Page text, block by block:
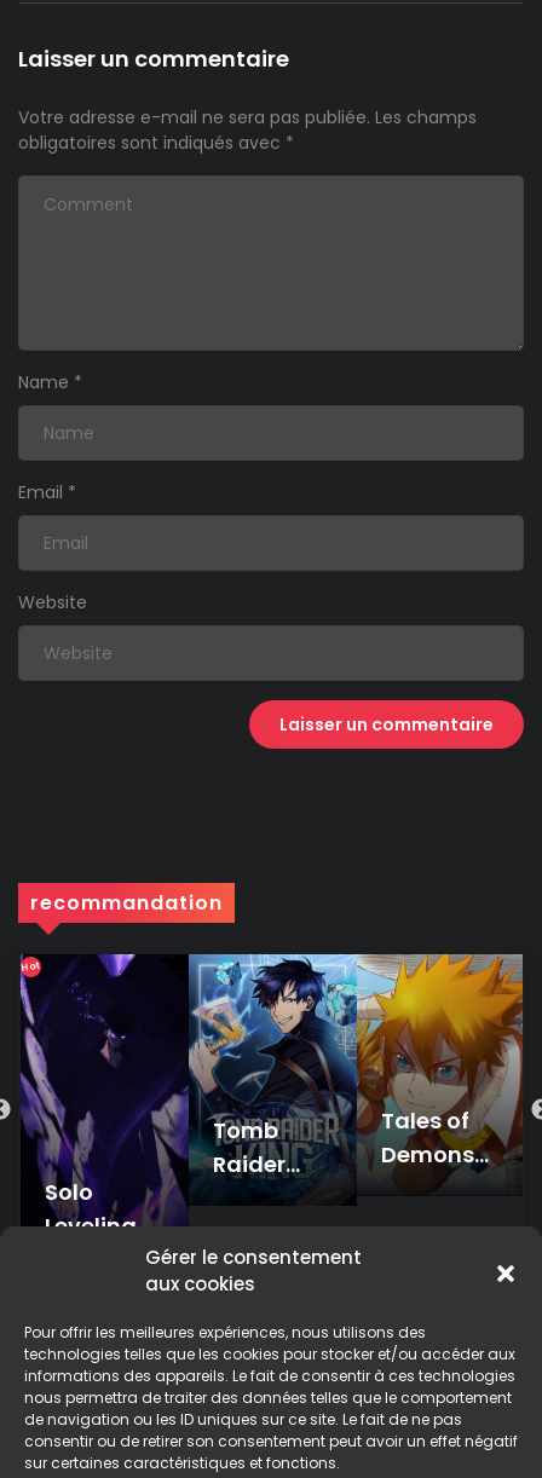
Gérer le consentement
aux cookies
Pour offrir les meilleures expériences, nous utilisons des
technologies telles que les cookies pour stocker et/ou accéder aux
informations des appareils. Le fait de consentir à ces technologies
nous permettra de traiter des données telles que le comportement
de navigation ou les ID uniques sur ce site. Le fait de ne pas
consentir ou de retirer son consentement peut avoir un effet négatif
sur certaines caractéristiques et fonctions.
Laisser un commentaire
Votre adresse e-mail ne sera pas publiée. Les champs
obligatoires sont indiqués avec *
Name *
Email *
Website
recommandation
Hot
Solo
Leveling
Tomb
Raider
King
Tales of
Demons
and Gods
ACCUEIL
DMCA / Disclaimer
Politique de confidentialité